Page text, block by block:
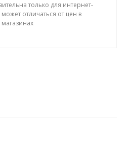
только для интернет-
отличаться от цен в